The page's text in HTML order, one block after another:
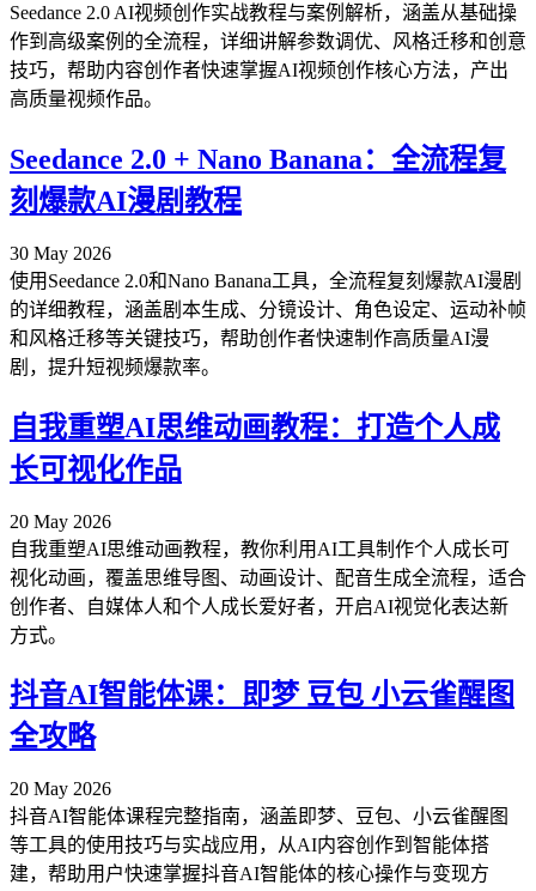
Seedance 2.0 AI视频创作实战教程与案例解析，涵盖从基础操
作到高级案例的全流程，详细讲解参数调优、风格迁移和创意
技巧，帮助内容创作者快速掌握AI视频创作核心方法，产出
高质量视频作品。
Seedance 2.0 + Nano Banana：全流程复
刻爆款AI漫剧教程
30 May 2026
使用Seedance 2.0和Nano Banana工具，全流程复刻爆款AI漫剧
的详细教程，涵盖剧本生成、分镜设计、角色设定、运动补帧
和风格迁移等关键技巧，帮助创作者快速制作高质量AI漫
剧，提升短视频爆款率。
自我重塑AI思维动画教程：打造个人成
长可视化作品
20 May 2026
自我重塑AI思维动画教程，教你利用AI工具制作个人成长可
视化动画，覆盖思维导图、动画设计、配音生成全流程，适合
创作者、自媒体人和个人成长爱好者，开启AI视觉化表达新
方式。
抖音AI智能体课：即梦 豆包 小云雀醒图
全攻略
20 May 2026
抖音AI智能体课程完整指南，涵盖即梦、豆包、小云雀醒图
等工具的使用技巧与实战应用，从AI内容创作到智能体搭
建，帮助用户快速掌握抖音AI智能体的核心操作与变现方